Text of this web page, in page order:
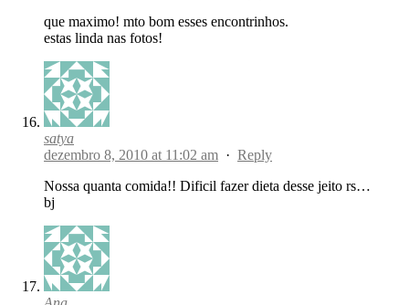
que maximo! mto bom esses encontrinhos.
estas linda nas fotos!
satya
dezembro 8, 2010 at 11:02 am · Reply
Nossa quanta comida!! Dificil fazer dieta desse jeito rs…
bj